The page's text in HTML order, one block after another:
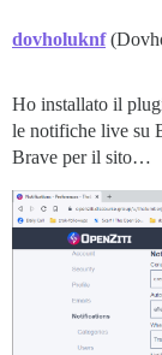
dovholuknf
Ho installato il
le notifiche live su
Brave per il sito…